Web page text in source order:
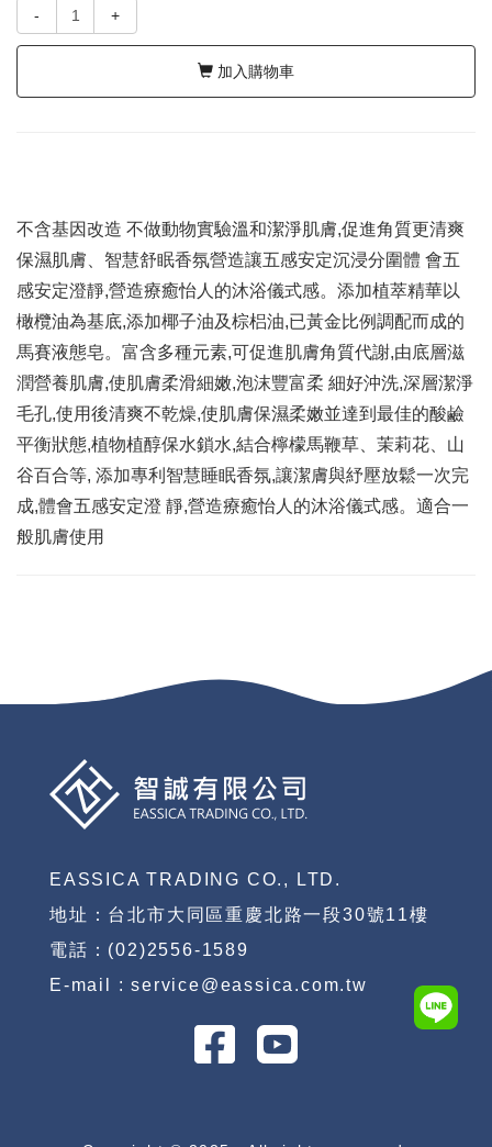
- +
加入購物車
不含基因改造 不做動物實驗溫和潔淨肌膚,促進角質更清爽
保濕肌膚、智慧舒眠香氛營造讓五感安定沉浸分圍體 會五
感安定澄靜,營造療癒怡人的沐浴儀式感。添加植萃精華以
橄欖油為基底,添加椰子油及棕梠油,已黃金比例調配而成的
馬賽液態皂。富含多種元素,可促進肌膚角質代謝,由底層滋
潤營養肌膚,使肌膚柔滑細嫩,泡沫豐富柔 細好沖洗,深層潔淨
毛孔,使用後清爽不乾燥,使肌膚保濕柔嫩並達到最佳的酸鹼
平衡狀態,植物植醇保水鎖水,結合檸檬馬鞭草、茉莉花、山
谷百合等, 添加專利智慧睡眠香氛,讓潔膚與紓壓放鬆一次完
成,體會五感安定澄 靜,營造療癒怡人的沐浴儀式感。適合一
般肌膚使用
EASSICA TRADING CO., LTD.
地址：台北市大同區重慶北路一段30號11樓
電話：(02)2556-1589
E-mail : service@eassica.com.tw